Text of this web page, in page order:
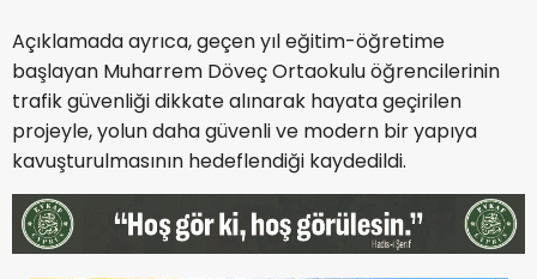
Açıklamada ayrıca, geçen yıl eğitim-öğretime
başlayan Muharrem Döveç Ortaokulu öğrencilerinin
trafik güvenliği dikkate alınarak hayata geçirilen
projeyle, yolun daha güvenli ve modern bir yapıya
kavuşturulmasının hedeflendiği kaydedildi.